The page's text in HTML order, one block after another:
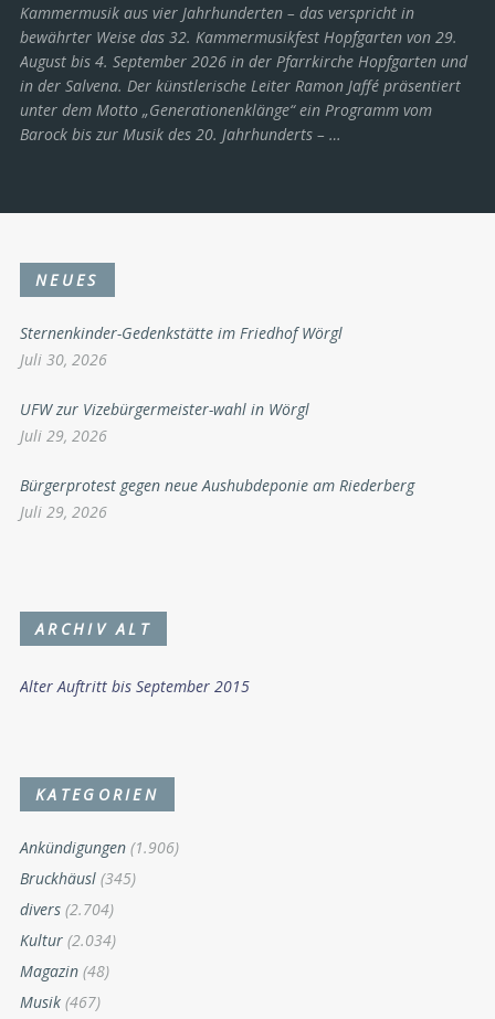
Kammermusik aus vier Jahrhunderten – das verspricht in
bewährter Weise das 32. Kammermusikfest Hopfgarten von 29.
August bis 4. September 2026 in der Pfarrkirche Hopfgarten und
in der Salvena. Der künstlerische Leiter Ramon Jaffé präsentiert
unter dem Motto „Generationenklänge“ ein Programm vom
Barock bis zur Musik des 20. Jahrhunderts ­– …
NEUES
Sternenkinder-Gedenkstätte im Friedhof Wörgl
Juli 30, 2026
UFW zur Vizebürgermeister-wahl in Wörgl
Juli 29, 2026
Bürgerprotest gegen neue Aushubdeponie am Riederberg
Juli 29, 2026
ARCHIV ALT
Alter Auftritt bis September 2015
KATEGORIEN
Ankündigungen (1.906)
Bruckhäusl (345)
divers (2.704)
Kultur (2.034)
Magazin (48)
Musik (467)